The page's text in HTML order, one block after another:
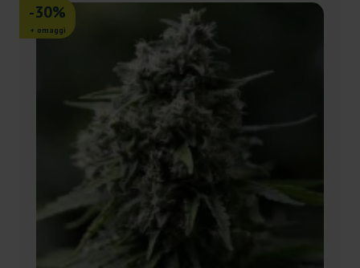
-30%
+ omaggi